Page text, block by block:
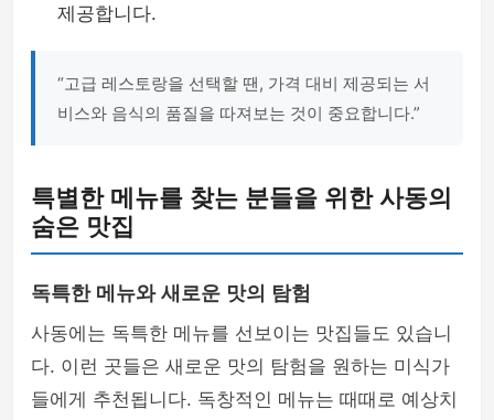
제공합니다.
“고급 레스토랑을 선택할 땐, 가격 대비 제공되는 서
비스와 음식의 품질을 따져보는 것이 중요합니다.”
특별한 메뉴를 찾는 분들을 위한 사동의
숨은 맛집
독특한 메뉴와 새로운 맛의 탐험
사동에는 독특한 메뉴를 선보이는 맛집들도 있습니
다. 이런 곳들은 새로운 맛의 탐험을 원하는 미식가
들에게 추천됩니다. 독창적인 메뉴는 때때로 예상치